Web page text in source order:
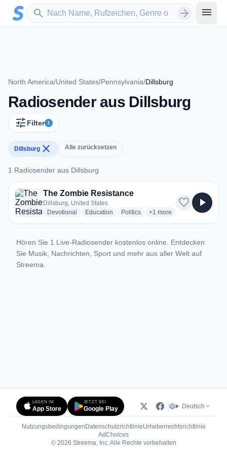
Zum Hauptinhalt springen
search
Sender suchen arrow_forward menu
North America/United States/Pennsylvania/Dillsburg
Radiosender aus Dillsburg
tune Filter 1
Dillsburg close Alle zurücksetzen
1 Radiosender aus Dillsburg
1 Radiosender aus Dillsburg
The Zombie Resistance
Dillsburg, United States
Devotional
radio stations
Education radio stations
Politicsradio stations
+1 more genres for The
more
favorite play_arrow
Hören Sie 1 Live-Radiosender kostenlos online. Entdecken
Sie Musik, Nachrichten, Sport und mehr aus aller Welt auf
Streema.
LADEN IM
App Store
JETZT BEI
Google Play Deutsch
Nutzungsbedingungen DatenschutzrichtlinieUrheberrechtsrichtlinie
AdChoices(öffnet in neuem Tab)
© 2026 Streema, Inc. Alle Rechte vorbehalten